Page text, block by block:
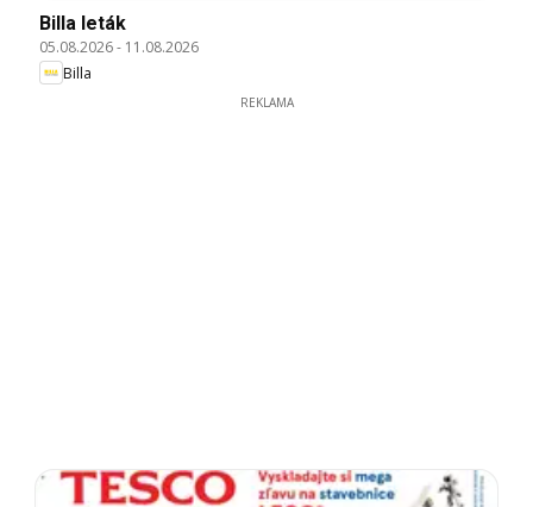
Billa leták
05.08.2026- 11.08.2026
Billa
REKLAMA